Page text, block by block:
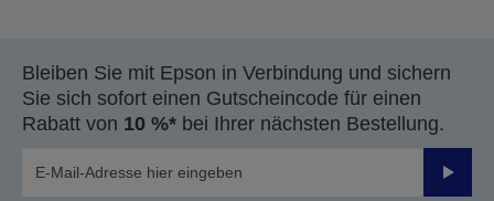
Bleiben Sie mit Epson in Verbindung und sichern
Sie sich sofort einen Gutscheincode für einen
Rabatt von 10 %* bei Ihrer nächsten Bestellung.